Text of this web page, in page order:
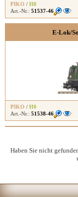
PIKO / H0
Art.-Nr.: 51537-46
E-Lok/
PIKO / H0
Art.-Nr.: 51538-46
Haben Sie nicht